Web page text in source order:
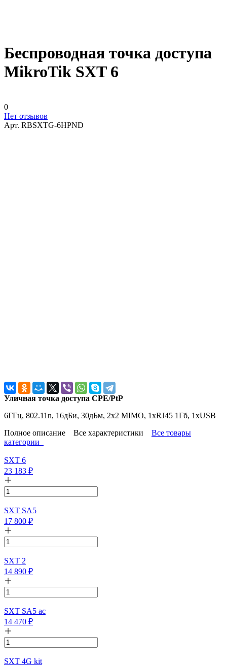
Беспроводная точка доступа
MikroTik SXT 6
0
Нет отзывов
Арт. RBSXTG-6HPND
Уличная точка доступа CPE/PtP
6ГГц, 802.11n, 16дБи, 30дБм, 2x2 MIMO, 1xRJ45 1Гб, 1xUSB
Полное описание
Все характеристики
Все товары
категории
SXT 6
23 183 ₽
SXT SA5
17 800 ₽
SXT 2
14 890 ₽
SXT SA5 ac
14 470 ₽
SXT 4G kit